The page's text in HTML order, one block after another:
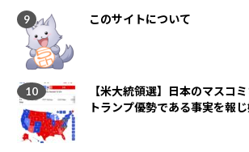
このサイトについて
【米大統領選】日本のマスコ
トランプ優勢である事実を報